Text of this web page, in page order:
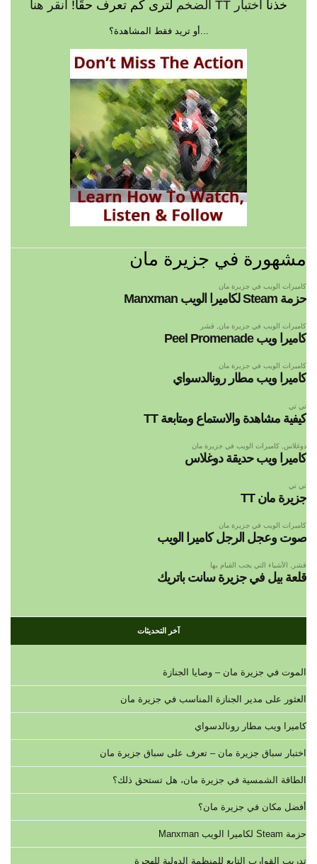
خذنا اختبار TT الضخم لترى كم تعرف حقًا! انقر هنا
...أو تريد فقط المشاهدة؟
مشهورة في جزيرة مان
كاميرات الويب في جزيرة مان
حزمة Steam لكاميرا الويب Manxman
كاميرات الويب في جزيرة مان قشر
كاميرا ويب Peel Promenade
كاميرات الويب في جزيرة مان
كاميرا ويب مطار رونالدسواي
تي تي
كيفية مشاهدة والاستماع ومتابعة TT
دوغلاس كاميرات الويب في جزيرة مان
كاميرا ويب حديقة دوغلاس
تي تي
جزيرة مان TT
كاميرات الويب في جزيرة مان
صوت وعجل الرجل كاميرا الويب
قشر , الأشياء التي يجب القيام بها
قلعة بيل في جزيرة سانت باتريك
آخر التحديثات
الموت في جزيرة مان – وصايا الجنازة
العثور على مدير الجنازة المناسب في جزيرة مان
كاميرا ويب مطار رونالدسواي
اختبار سباق جزيرة مان – تعرف على سباق جزيرة مان
الطاقة الشمسية في جزيرة مان، هل تستحق ذلك؟
أفضل مكان في جزيرة مان؟
حزمة Steam لكاميرا الويب Manxman
تدريب القوارب التابع للمنظمة الدولية للهجرة